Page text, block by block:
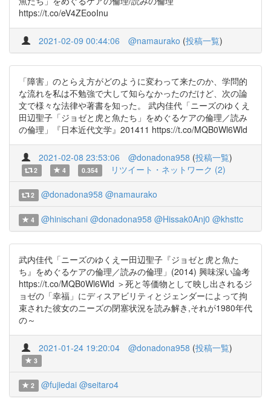
https://t.co/eV4ZEooInu
2021-02-09 00:44:06 @namaurako (投稿一覧)
「障害」のとらえ方がどのように変わって来たのか、学問的
な流れを私は不勉強で大して知らなかったのだけど、次の論
文で様々な法律や著書を知った。 武内佳代「ニーズのゆくえ
田辺聖子「ジョゼと虎と魚たち」をめぐるケアの倫理／読み
の倫理」『日本近代文学』201411 https://t.co/MQB0Wl6Wld
2021-02-08 23:53:06 @donadona958 (投稿一覧)
2 4 0.354 リツイート・ネットワーク (2)
2 @donadona958 @namaurako
4 @hinischani @donadona958 @Hissak0Anj0 @khsttc
武内佳代「ニーズのゆくえー田辺聖子『ジョゼと虎と魚た
ち』をめぐるケアの倫理／読みの倫理」(2014) 興味深い論考
https://t.co/MQB0Wl6Wld ＞死と等価物として映し出されるジ
ョゼの「幸福」にディスアビリティとジェンダーによって拘
束された彼女のニーズの閉塞状況を読み解き,それが1980年代
の～
2021-01-24 19:20:04 @donadona958 (投稿一覧)
3
2 @fujiedai @seitaro4